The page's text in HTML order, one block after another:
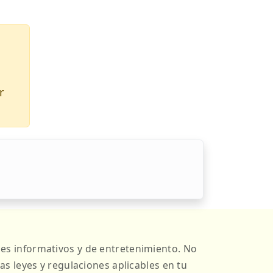
informativos y de entretenimiento. No
leyes y regulaciones aplicables en tu